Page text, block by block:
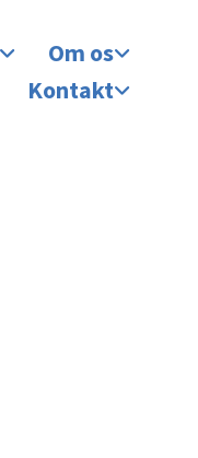
Om os
Kontakt